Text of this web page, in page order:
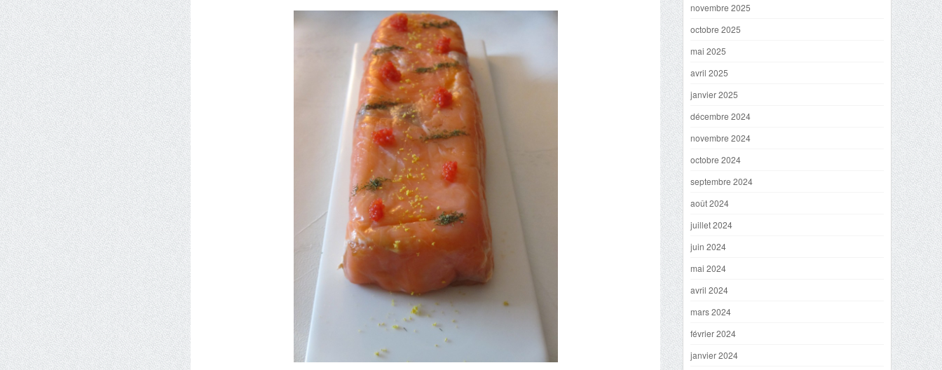
novembre 2025
octobre 2025
mai 2025
avril 2025
janvier 2025
décembre 2024
novembre 2024
octobre 2024
septembre 2024
août 2024
juillet 2024
juin 2024
mai 2024
avril 2024
mars 2024
février 2024
janvier 2024